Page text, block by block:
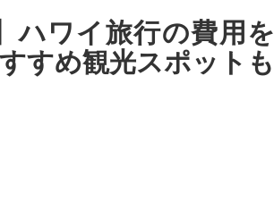
ハワイ旅行の費用を
すめ観光スポットも